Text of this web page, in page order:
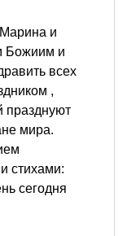
и
Божиим и
всех
,
празднуют
мира.
стихами:
сегодня